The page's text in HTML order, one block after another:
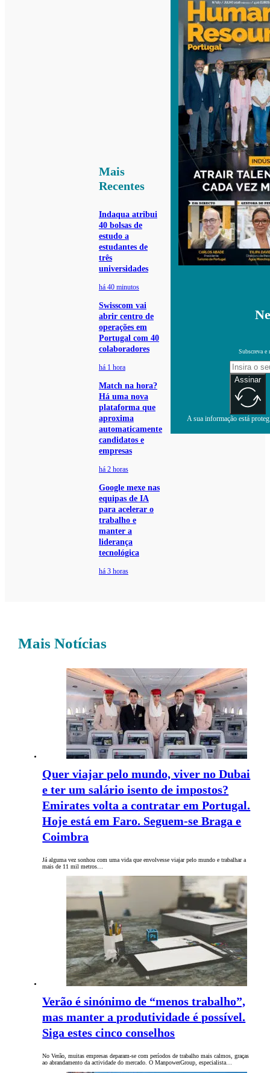
Mais
Recentes
Indaqua atribui
40 bolsas de
estudo a
estudantes de
três
universidades
há 40 minutos
Swisscom vai
abrir centro de
operações em
Portugal com 40
colaboradores
há 1 hora
Match na hora?
Há uma nova
plataforma que
aproxima
automaticamente
candidatos e
empresas
há 2 horas
Google mexe nas
equipas de IA
para acelerar o
trabalho e
manter a
liderança
tecnológica
há 3 horas
Subscreva e
Assinar
A sua informação está
Mais Notícias
Quer viajar pelo mundo, viver no Dubai
e ter um salário isento de impostos?
Emirates volta a contratar em Portugal.
Hoje está em Faro. Seguem-se Braga e
Coimbra
Já alguma vez sonhou com uma vida que envolvesse viajar pelo mundo e trabalhar a
mais de 11 mil metros…
Verão é sinónimo de “menos trabalho”,
mas manter a produtividade é possível.
Siga estes cinco conselhos
No Verão, muitas empresas deparam-se com períodos de trabalho mais calmos, graças
ao abrandamento da actividade do mercado. O ManpowerGroup, especialista…